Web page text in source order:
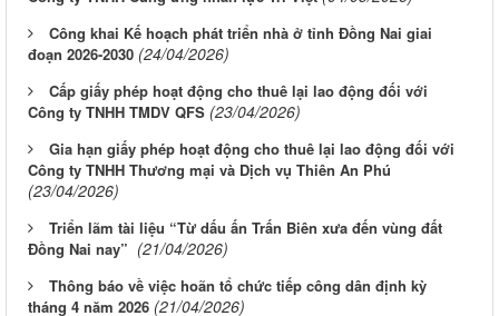
Công khai Kế hoạch phát triển nhà ở tỉnh Đồng Nai giai
đoạn 2026-2030 (24/04/2026)
Cấp giấy phép hoạt động cho thuê lại lao động đối với
Công ty TNHH TMDV QFS (23/04/2026)
Gia hạn giấy phép hoạt động cho thuê lại lao động đối với
Công ty TNHH Thương mại và Dịch vụ Thiên An Phú
(23/04/2026)
Triển lãm tài liệu “Từ dấu ấn Trấn Biên xưa đến vùng đất
Đồng Nai nay” (21/04/2026)
Thông báo về việc hoãn tổ chức tiếp công dân định kỳ
tháng 4 năm 2026 (21/04/2026)